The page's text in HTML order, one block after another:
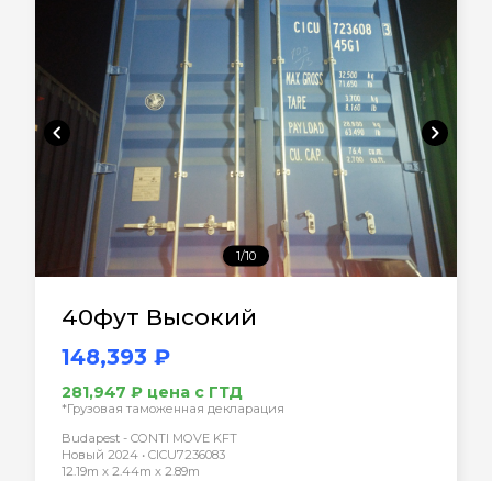
chevron_left chevron_right
1/10
40фут Высокий
148,393 ₽
281,947 ₽ цена с ГТД
*Грузовая таможенная декларация
Budapest - CONTI MOVE KFT
Новый 2024 • CICU7236083
12.19m x 2.44m x 2.89m